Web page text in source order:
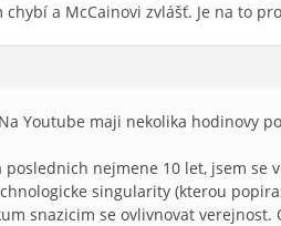
a McCainovi zvlášť. Je na to
Youtube maji nekolika hodinovy
nejmene 10 let, jsem
singularity (kterou
snazicim se ovlivnovat